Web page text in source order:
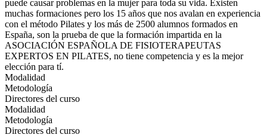
puede causar problemas en la mujer para toda su vida. Existen
muchas formaciones pero los 15 años que nos avalan en experiencia
con el método Pilates y los más de 2500 alumnos formados en
España, son la prueba de que la formación impartida en la
ASOCIACIÓN ESPAÑOLA DE FISIOTERAPEUTAS
EXPERTOS EN PILATES, no tiene competencia y es la mejor
elección para tí.
Modalidad
Metodología
Directores del curso
Modalidad
Metodología
Directores del curso